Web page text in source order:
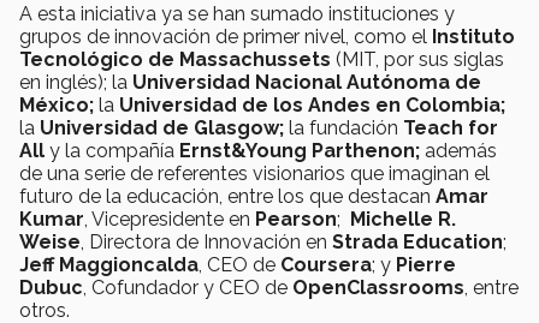
A esta iniciativa ya se han sumado instituciones y
grupos de innovación de primer nivel, como el Instituto
Tecnológico de Massachussets (MIT, por sus siglas
en inglés); la Universidad Nacional Autónoma de
México; la Universidad de los Andes en Colombia;
la Universidad de Glasgow; la fundación Teach for
All y la compañía Ernst&Young Parthenon; además
de una serie de referentes visionarios que imaginan el
futuro de la educación, entre los que destacan Amar
Kumar , Vicepresidente en Pearson; Michelle R.
Weise , Directora de Innovación en Strada Education;
Jeff Maggioncalda , CEO de Coursera; y Pierre
Dubuc , Cofundador y CEO de OpenClassrooms , entre
otros.